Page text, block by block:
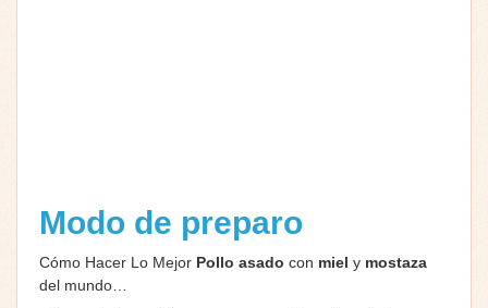
Modo de preparo
Cómo Hacer Lo Mejor Pollo asado con miel y mostaza
del mundo…